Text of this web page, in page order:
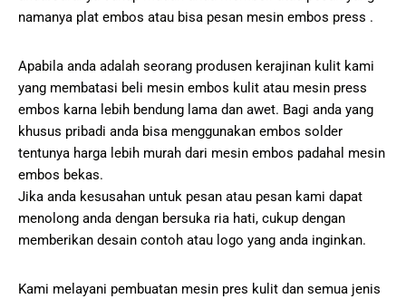
namanya plat embos atau bisa pesan mesin embos press .
Apabila anda adalah seorang produsen kerajinan kulit kami
yang membatasi beli mesin embos kulit atau mesin press
embos karna lebih bendung lama dan awet. Bagi anda yang
khusus pribadi anda bisa menggunakan embos solder
tentunya harga lebih murah dari mesin embos padahal mesin
embos bekas.
Jika anda kesusahan untuk pesan atau pesan kami dapat
menolong anda dengan bersuka ria hati, cukup dengan
memberikan desain contoh atau logo yang anda inginkan.
Kami melayani pembuatan mesin pres kulit dan semua jenis